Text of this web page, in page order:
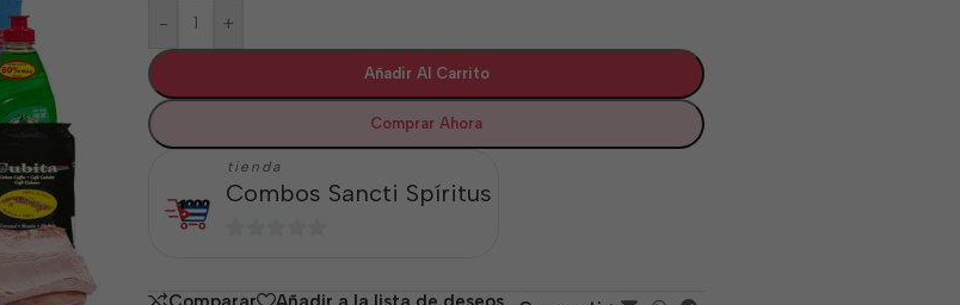
- +
Añadir Al Carrito
Comprar Ahora
tienda
Combos Sancti Spíritus